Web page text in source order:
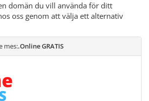
domän du vill använda för ditt
oss genom att välja ett alternativ
mes:.Online GRATIS